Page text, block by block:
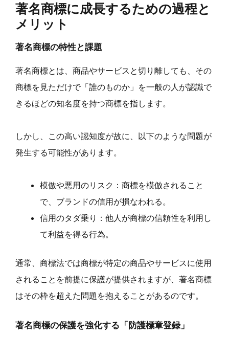
著名商標に成長するための過程と
メリット
著名商標の特性と課題
著名商標とは、商品やサービスと切り離しても、その
商標を見ただけで「誰のものか」を一般の人が認識で
きるほどの知名度を持つ商標を指します。
しかし、この高い認知度が故に、以下のような問題が
発生する可能性があります。
模倣や悪用のリスク：商標を模倣されること
で、ブランドの信用が損なわれる。
信用のタダ乗り：他人が商標の信頼性を利用し
て利益を得る行為。
通常、商標法では商標が特定の商品やサービスに使用
されることを前提に保護が提供されますが、著名商標
はその枠を超えた問題を抱えることがあるのです。
著名商標の保護を強化する「防護標章登録」